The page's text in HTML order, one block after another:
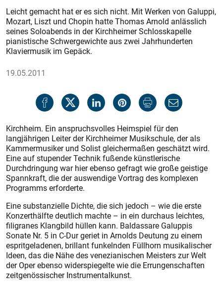
Leicht gemacht hat er es sich nicht. Mit Werken von Galuppi,
Mozart, Liszt und Chopin hatte Thomas Arnold anlässlich
seines Soloabends in der Kirchheimer Schlosskapelle
pianistische Schwergewichte aus zwei Jahrhunderten
Klaviermusik im Gepäck.
19.05.2011
Kirchheim. Ein anspruchsvolles Heimspiel für den
langjährigen Leiter der Kirchheimer Musikschule, der als
Kammermusiker und Solist gleichermaßen geschätzt wird.
Eine auf stupender Technik fußende künstlerische
Durchdringung war hier ebenso gefragt wie große geistige
Spannkraft, die der auswendige Vortrag des komplexen
Programms erforderte.
Eine substanzielle Dichte, die sich jedoch – wie die erste
Konzerthälfte deutlich machte – in ein durchaus leichtes,
filigranes Klangbild hüllen kann. Baldassare Galuppis
Sonate Nr. 5 in C-Dur geriet in Arnolds Deutung zu einem
espritgeladenen, brillant funkelnden Füllhorn musikalischer
Ideen, das die Nähe des venezianischen Meisters zur Welt
der Oper ebenso widerspiegelte wie die Errungenschaften
zeitgenössischer Instrumentalkunst.